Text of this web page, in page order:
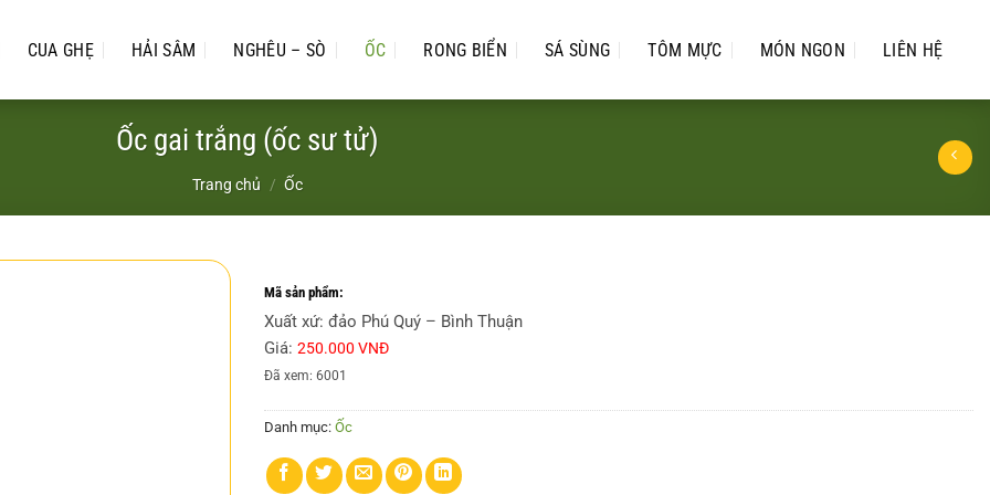
CUA GHẸ HẢI SÂM NGHÊU – SÒ ỐC RONG BIỂN SÁ SÙNG TÔM MỰC MÓN NGON LIÊN HỆ
Ốc gai trắng (ốc sư tử)
Trang chủ / Ốc
Mã sản phẩm:
Xuất xứ: đảo Phú Quý – Bình Thuận
Giá: 250.000 VNĐ
Đã xem: 6001
Danh mục: Ốc